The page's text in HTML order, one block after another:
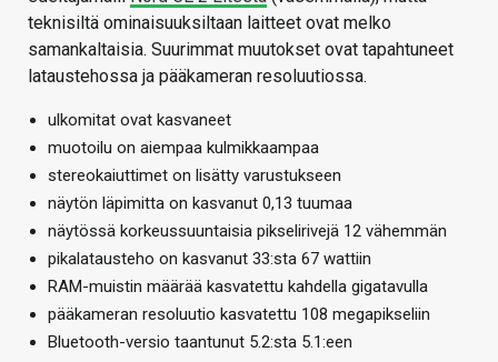
teknisiltä ominaisuuksiltaan laitteet ovat melko
samankaltaisia. Suurimmat muutokset ovat tapahtuneet
lataustehossa ja pääkameran resoluutiossa.
ulkomitat ovat kasvaneet
muotoilu on aiempaa kulmikkaampaa
stereokaiuttimet on lisätty varustukseen
näytön läpimitta on kasvanut 0,13 tuumaa
näytössä korkeussuuntaisia pikselirivejä 12 vähemmän
pikalatausteho on kasvanut 33:sta 67 wattiin
RAM-muistin määrää kasvatettu kahdella gigatavulla
pääkameran resoluutio kasvatettu 108 megapikseliin
Bluetooth-versio taantunut 5.2:sta 5.1:een